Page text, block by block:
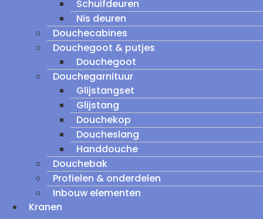
Schuifdeuren
Nis deuren
Douchecabines
Douchegoot & putjes
Douchegoot
Douchegarnituur
Glijstangset
Glijstang
Douchekop
Doucheslang
Handdouche
Douchebak
Profielen & onderdelen
Inbouw elementen
Kranen